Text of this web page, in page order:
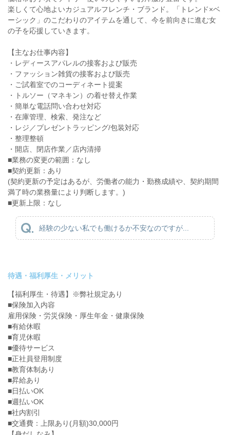
楽しくて心地よいカジュアルフレンチ・ブランド。「トレンド×ベ
ーシック」のこだわりのアイテムを通して、今を前向きに進む女
の子を応援していきます。
【主なお仕事内容】
・レディースアパレルの接客および販売
・ファッション雑貨の接客および販売
・ご試着室でのコーディネート提案
・トルソー（マネキン）の着せ替え作業
・簡単な電話問い合わせ対応
・在庫管理、検索、発注など
・レジ／プレゼントラッピング/包装対応
・整理整頓
・開店、閉店作業／店内清掃
■業務の変更の範囲：なし
■契約更新：あり
(契約更新の予定はあるが、労働者の能力・勤務成績や、契約期間
満了時の業務量により判断します。)
■更新上限：なし
経験の少ない私でも働けるか不安なのですが...
待遇・福利厚生・メリット
【福利厚生・待遇】※弊社規定あり
■保険加入内容
雇用保険・労災保険・厚生年金・健康保険
■有給休暇
■育児休暇
■優待サービス
■正社員登用制度
■教育体制あり
■昇給あり
■日払いOK
■週払いOK
■社内割引
■交通費：上限あり(月額)30,000円